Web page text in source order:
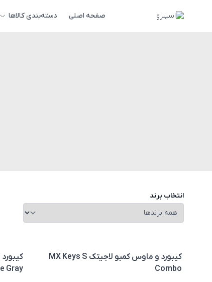
صفحه اصلی دسته‌بندی کالاها
انتخاب برند
کیبورد و ماوس کمبو لاجیتک MX Keys S
Combo
Gray